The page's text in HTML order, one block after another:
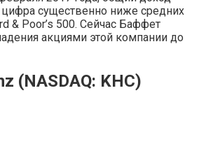
цифра существенно ниже средних
& Poor’s 500. Сейчас Баффет
акциями этой компании до
(NASDAQ:​ KHC)